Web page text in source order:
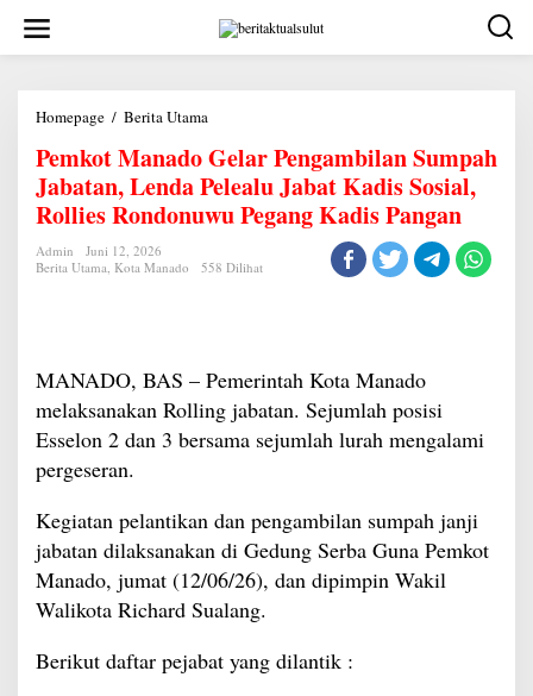
konten
Homepage / Berita Utama
Gelar
Pengambilan
Sumpah
Jabatan,
Lenda
Jabat
Kadis
Pangan
Pemkot Manado Gelar Pengambilan Sumpah
Jabatan, Lenda Pelealu Jabat Kadis Sosial,
Rollies Rondonuwu Pegang Kadis Pangan
Admin
Juni 12, 2026
Berita Utama, Kota Manado 558 Dilihat
MANADO, BAS – Pemerintah Kota Manado
melaksanakan Rolling jabatan. Sejumlah posisi
Esselon 2 dan 3 bersama sejumlah lurah mengalami
pergeseran.
Kegiatan pelantikan dan pengambilan sumpah janji
jabatan dilaksanakan di Gedung Serba Guna Pemkot
Manado, jumat (12/06/26), dan dipimpin Wakil
Walikota Richard Sualang.
Berikut daftar pejabat yang dilantik :